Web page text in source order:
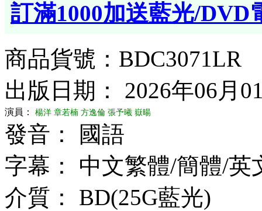
訂滿1000加送藍光/DVD
商品貨號：BDC3071LR
出版日期： 2026年06月
演員： 楊洋 章若楠 方逸倫 張予曦 嶽暘
發音： 國語
字幕： 中文繁體/簡體/英
介質： BD(25G藍光)